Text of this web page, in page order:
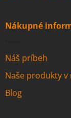
Nákupné
Náš príbeh
Naše produkty v
Blog